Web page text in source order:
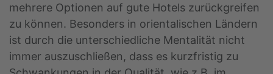
mehrere Optionen auf gute Hotels zurückgreifen
zu können. Besonders in orientalischen Ländern
ist durch die unterschiedliche Mentalität nicht
immer auszuschließen, dass es kurzfristig zu